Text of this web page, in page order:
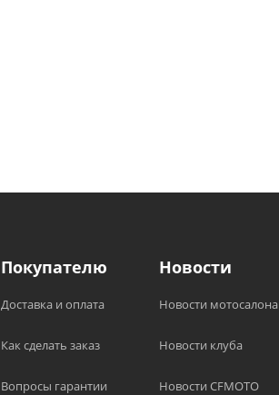
Покупателю
Доставка и оплата
Как сделать заказ
Вопросы гарантии
Новости
Новости мотосалона
Новости клуба
Новости CFMOTO